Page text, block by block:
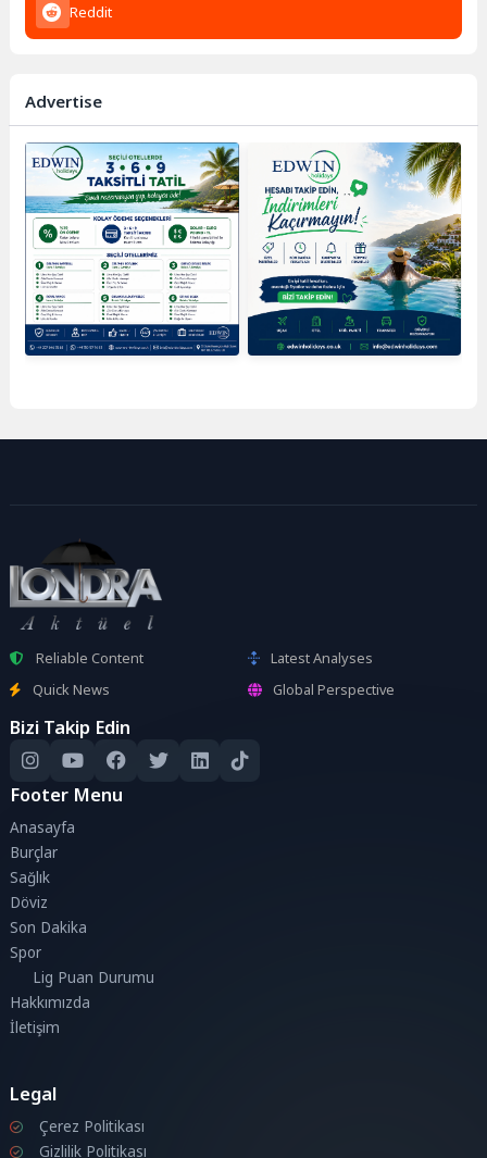
Reddit
Advertise
Reliable Content
Latest Analyses
Quick News
Global Perspective
Bizi Takip Edin
Footer Menu
Anasayfa
Burçlar
Sağlık
Döviz
Son Dakika
Spor
Lig Puan Durumu
Hakkımızda
İletişim
Legal
Çerez Politikası
Gizlilik Politikası